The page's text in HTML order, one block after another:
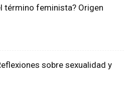
término feminista? Origen
sobre sexualidad y